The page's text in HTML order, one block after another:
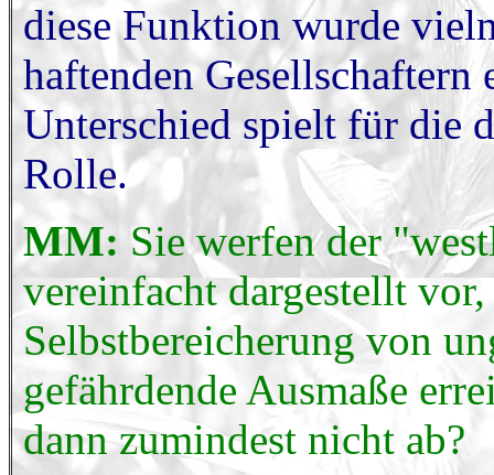
diese Funktion wurde
haftenden
Unterschied spielt für die
Rolle.
MM: Sie werfen der
vereinfacht dargestellt
Selbstbereicherung von
gefährdende Ausmaße
dann zumindest nicht ab?